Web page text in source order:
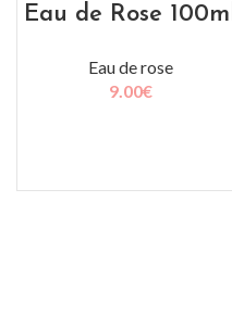
Eau de Rose 100ml
Eau de rose
9.00€